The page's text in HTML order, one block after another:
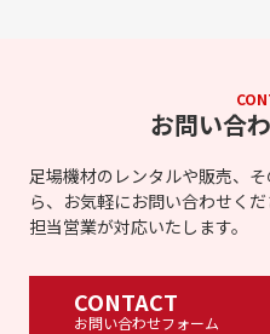
お問い合
足場機材のレンタルや販売、
ら、お気軽にお問い合わせくだ
担当営業が対応いたします。
CONTACT
お問い合わせフォーム